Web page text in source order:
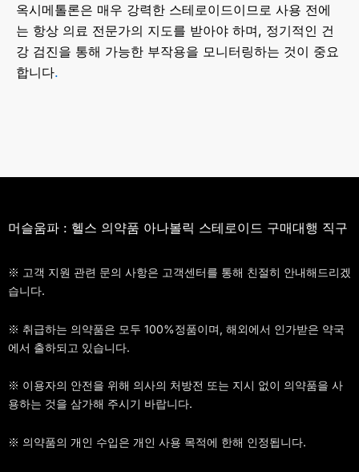
옥시메톨론은 매우 강력한 스테로이드이므로 사용 전에
는 항상 의료 전문가의 지도를 받아야 하며, 정기적인 건
강 검진을 통해 가능한 부작용을 모니터링하는 것이 중요
합니다.
머슬움파 : 헬스 의약품 아나볼릭 스테로이드 구매대행 직구
※ 고객 지원 관련 문의 사항은 고객센터를 통해 친절히 안내해드리겠
습니다.
※ 취급하는 의약품은 모두 100%정품이며, 해외에서 인가받은 약국
에서 출하되고 있습니다.
※ 이용자의 안전을 위해 의사의 처방전 또는 지시 없이 의약품을 사
용하는 것을 삼가해 주시기 바랍니다.
※ 의약품의 개인 수입은 개인 사용 목적에 한해 인정됩니다.